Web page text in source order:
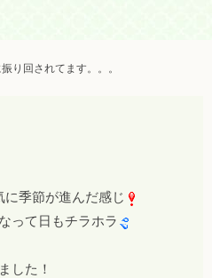
り回されてます。。。
季節が進んだ感じ
って日もチラホラ
した！